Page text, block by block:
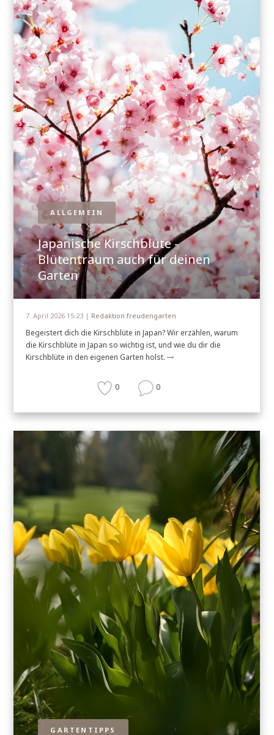
ALLGEMEIN
Japanische Kirschblüte -
Blütentraum auch für deinen
Garten
7. April 2026 15:23 | Redaktion freudengarten
Begeistert dich die Kirschblüte in Japan? Wir erzählen, warum
die Kirschblüte in Japan so wichtig ist, und wie du dir die
Kirschblüte in den eigenen Garten holst.
0 0
GARTENTIPPS